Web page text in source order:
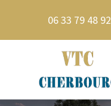
06 33 79 48 92